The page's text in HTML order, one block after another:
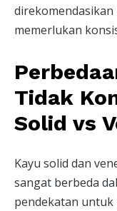
memerlukan
Tidak
Solid vs
Kayu solid dan
sangat berbeda
pendekatan untuk